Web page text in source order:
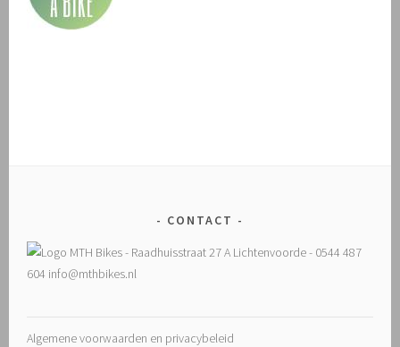
CONTACT
Algemene voorwaarden en privacybeleid